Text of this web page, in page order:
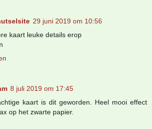
29 juni 2019 om 10:56
kaart leuke details erop
8 juli 2019 om 17:45
kaart is dit geworden. Heel mooi effect
op het zwarte papier.